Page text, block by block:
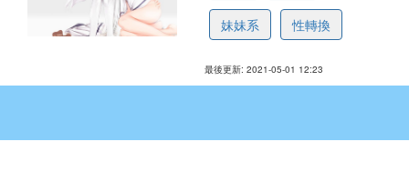
妹妹系 性轉換
最後更新: 2021-05-01 12:23